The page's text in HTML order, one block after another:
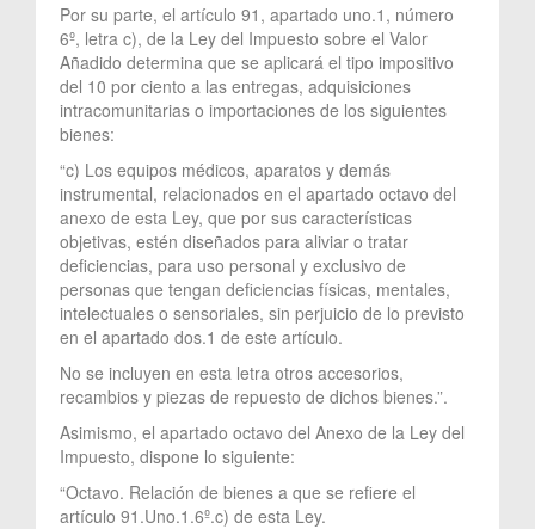
Por su parte, el artículo 91, apartado uno.1, número
6º, letra c), de la Ley del Impuesto sobre el Valor
Añadido determina que se aplicará el tipo impositivo
del 10 por ciento a las entregas, adquisiciones
intracomunitarias o importaciones de los siguientes
bienes:
“c) Los equipos médicos, aparatos y demás
instrumental, relacionados en el apartado octavo del
anexo de esta Ley, que por sus características
objetivas, estén diseñados para aliviar o tratar
deficiencias, para uso personal y exclusivo de
personas que tengan deficiencias físicas, mentales,
intelectuales o sensoriales, sin perjuicio de lo previsto
en el apartado dos.1 de este artículo.
No se incluyen en esta letra otros accesorios,
recambios y piezas de repuesto de dichos bienes.”.
Asimismo, el apartado octavo del Anexo de la Ley del
Impuesto, dispone lo siguiente:
“Octavo. Relación de bienes a que se refiere el
artículo 91.Uno.1.6º.c) de esta Ley.